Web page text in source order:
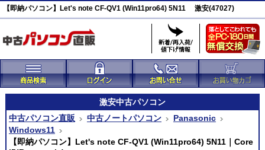
【即納パソコン】Let's note CF-QV1 (Win11pro64) 5N11 激安(47027)
激安中古パソコン
中古パソコン直販
中古ノートパソコン
Panasonic
Windows11
【即納パソコン】Let's note CF-QV1 (Win11pro64) 5N11｜Core